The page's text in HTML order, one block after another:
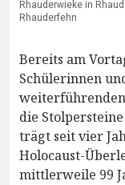
Rhauderwieke in
Rhauderfehn
Bereits am
Schülerinnen
die
trägt seit vier
Holocaust-
mittlerweile 99